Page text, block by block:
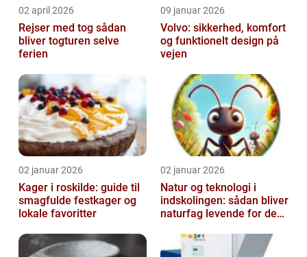
02 april 2026
Rejser med tog sådan
bliver togturen selve
ferien
09 januar 2026
Volvo: sikkerhed, komfort
og funktionelt design på
vejen
02 januar 2026
Kager i roskilde: guide til
smagfulde festkager og
lokale favoritter
02 januar 2026
Natur og teknologi i
indskolingen: sådan bliver
naturfag levende for de